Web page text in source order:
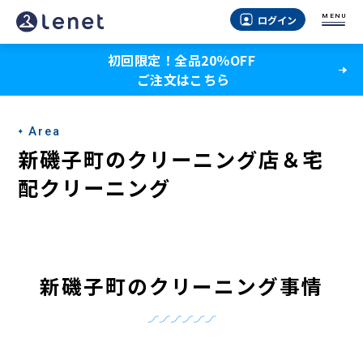
新
磯
町
の
ク
リ
ログイン MENU
初回限定！全品20％OFF
ご注文はこちら
Area
新磯子町のクリーニング店＆宅
配クリーニング
新磯子町のクリーニング事情